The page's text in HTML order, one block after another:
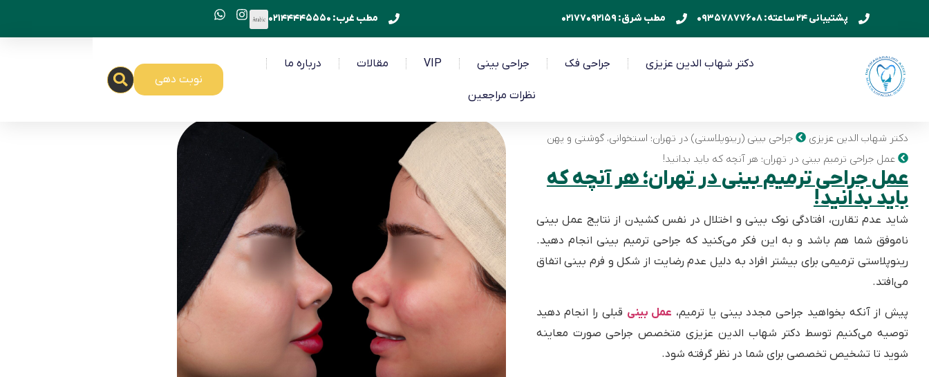
پشتیبانی ۲۴ ساعته: ۰۹۳۵۷۸۷۷۶۰۸ مطب شرق: ۰۲۱۷۷۰۹۲۱۵۹ مطب غرب: ۰۲۱۴۴۴۴۵۵۵۰
دکتر شهاب الدین عزیزی جراحی فک جراحی بینی VIP مقالات درباره ما
نظرات مراجعین
نوبت دهی
دکتر شهاب الدین عزیزی
جراحی بینی (رینوپلاستی) در تهران؛ استخوانی، گوشتی و پهن
عمل جراحی ترمیم بینی در تهران؛ هر آنچه که باید بدانید!
عمل جراحی ترمیم بینی در تهران؛ هر آنچه که
باید بدانید!
شاید عدم تقارن، افتادگی نوک بینی و اختلال در نفس کشیدن از نتایج عمل بینی
ناموفق شما هم باشد و به این فکر می‌کنید که جراحی ترمیم بینی انجام دهید.
رینوپلاستی ترمیمی برای بیشتر افراد به دلیل عدم رضایت از شکل و فرم بینی اتفاق
می‌افتد.
پیش از آنکه بخواهید جراحی مجدد بینی یا ترمیم، عمل بینی قبلی را انجام دهید
توصیه می‌کنیم توسط دکتر شهاب الدین عزیزی متخصص جراحی صورت معاینه
شوید تا تشخیص تخصصی برای شما در نظر گرفته شود.